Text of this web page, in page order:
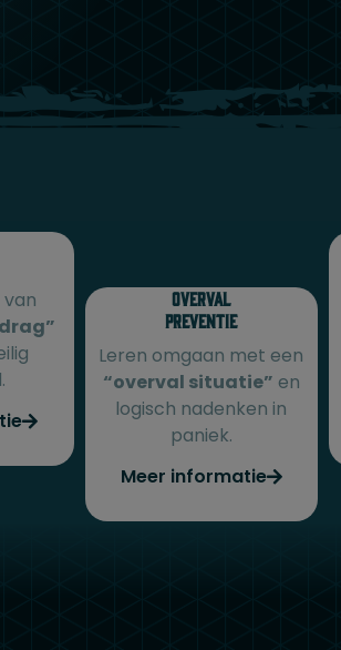
Overval
Preventie
Leren omgaan met een
“overval situatie” en
logisch nadenken in
paniek.
Meer informatie